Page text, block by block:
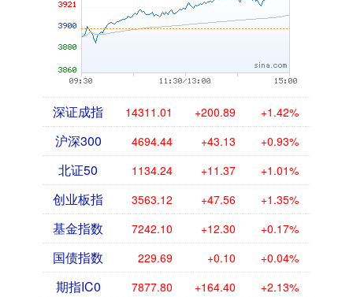
深证成指 14311.01 +200.89 +1.42%
沪深300 4694.44 +43.13 +0.93%
北证50 1134.24 +11.37 +1.01%
创业板指 3563.12 +47.56 +1.35%
基金指数 7242.10 +12.30 +0.17%
国债指数 229.69 +0.10 +0.04%
期指IC0 7877.80 +164.40 +2.13%